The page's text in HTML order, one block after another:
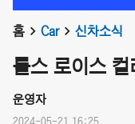
홈 Car 신차소식
롤스 로이스
운영자
2024-05-21 16:25